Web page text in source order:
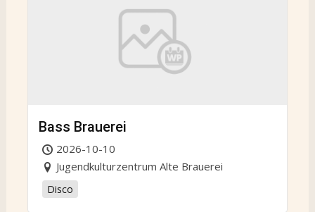
Bass Brauerei
2026-10-10
Jugendkulturzentrum Alte Brauerei
Disco